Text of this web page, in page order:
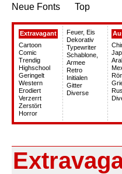
Neue Fonts
Top
Extravagant
Cartoon
Comic
Trendig
Highschool
Geringelt
Western
Erodiert
Verzerrt
Zerstört
Horror
Feuer, Eis
Dekorativ
Typewriter
Schablone,
Armee
Retro
Initialen
Gitter
Diverse